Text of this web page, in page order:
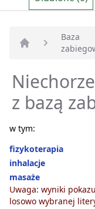
Strona główna
Baza
z bazą
w tym:
fizykoterapia
inhalacje
masaże
Uwaga: wyniki
losowo wybranej